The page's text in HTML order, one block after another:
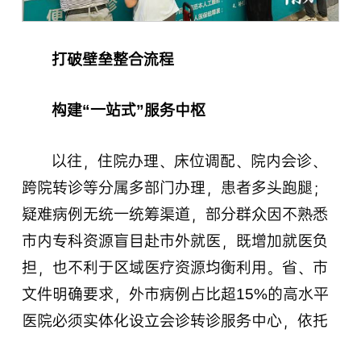
打破壁垒整合流程
构建“一站式”服务中枢
以往，住院办理、床位调配、院内会诊、
跨院转诊等分属多部门办理，患者多头跑腿；
疑难病例无统一统筹渠道，部分群众因不熟悉
市内专科资源盲目赴市外就医，既增加就医负
担，也不利于区域医疗资源均衡利用。省、市
文件明确要求，外市病例占比超15%的高水平
医院必须实体化设立会诊转诊服务中心，依托